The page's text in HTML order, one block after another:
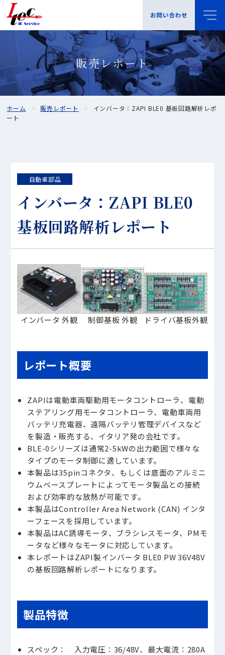
販売レポート
ホーム 販売レポート
インバータ：ZAPI BLE0 基板回路解析レポ
ート
自動車部品
インバータ：ZAPI BLE0
基板回路解析レポート
インバータ 外観 制御基板 外観 ドライバ基板外観
レポート概要
ZAPIは電動車両駆動用モータコントローラ、電動
ステアリング用モータコントローラ、電動車両用
バッテリ充電器、遠隔バッテリ管理デバイスなど
を製造・販売する、イタリア発の会社です。
BLE-0シリーズは通常2-5kWの出力範囲で様々な
タイプのモータ制御に適しています。
本製品は35pinコネクタ、もしくは底面のアルミニ
ウムベースプレートによってモータ製品との接続
および効率的な放熱が可能です。
本製品はController Area Network (CAN) インタ
ーフェースを採用しています。
本製品はAC誘導モータ、ブラシレスモータ、PMモ
ータなど様々なモータに対応しています。
本レポートはZAPI製インバータ BLE0 PW 36V48V
の基板回路解析レポートになります。
製品特徴
スペック： 入力電圧：36/48V、最大電流：280A